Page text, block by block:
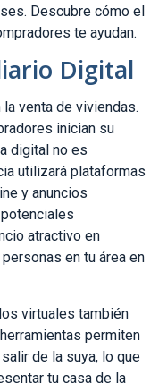
Descubre cómo el
te ayudan.
Digital
venta de viviendas.
inician su
digital no es
utilizará plataformas
y anuncios
atractivo en
en tu área en
virtuales también
permiten
de la suya, lo que
tu casa de la